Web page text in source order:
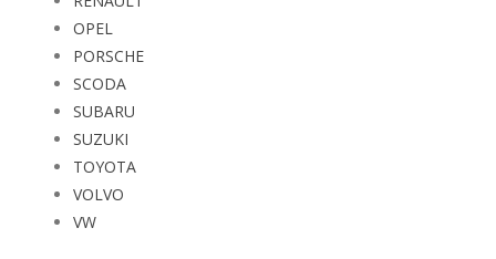
OPEL
PORSCHE
SCODA
SUBARU
SUZUKI
TOYOTA
VOLVO
VW